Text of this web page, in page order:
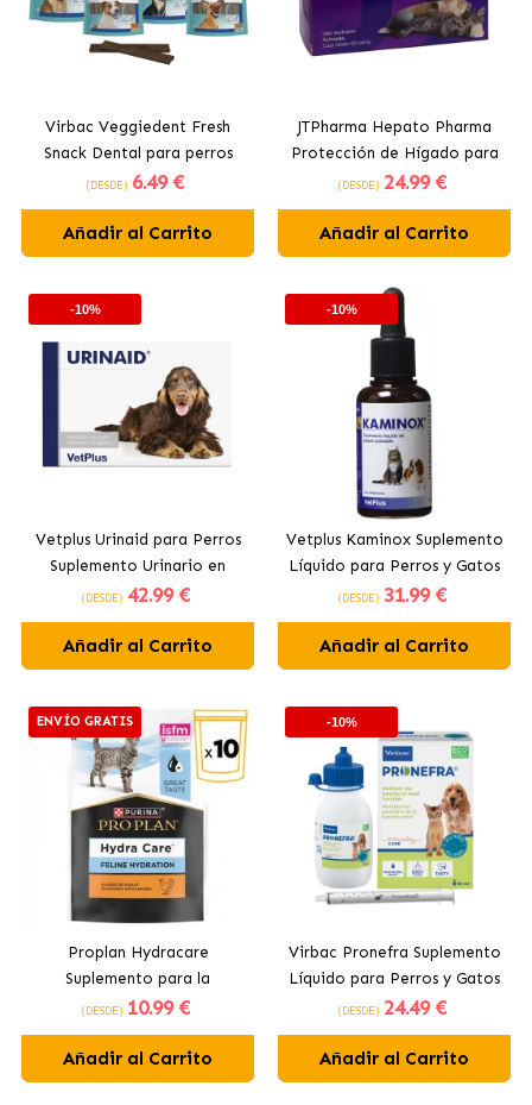
Virbac Veggiedent Fresh
Snack Dental para perros
(DESDE) 6.49 €
Añadir al Carrito
JTPharma Hepato Pharma
Protección de Hígado para
Perros y Gatos en
(DESDE) 24.99 €
Añadir al Carrito
-10%
Vetplus Urinaid para Perros
Suplemento Urinario en
Comprimidos
(DESDE) 42.99 €
Añadir al Carrito
-10%
Vetplus Kaminox Suplemento
Líquido para Perros y Gatos
(DESDE) 31.99 €
Añadir al Carrito
ENVÍO GRATIS
Proplan Hydracare
Suplemento para la
Hidratación Gatos con Pollo
(DESDE) 10.99 €
Añadir al Carrito
-10%
Virbac Pronefra Suplemento
Líquido para Perros y Gatos
con Insuficiencia Renal
(DESDE) 24.49 €
Añadir al Carrito